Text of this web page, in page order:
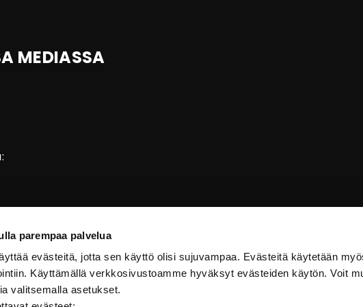
parempaa palvelua
evästeitä, jotta sen käyttö olisi sujuvampaa. Evästeitä käytetään
Käyttämällä verkkosivustoamme hyväksyt evästeiden käytön. Voit
valitsemalla asetukset.
MEDIASSA